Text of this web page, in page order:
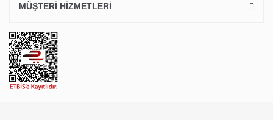
MÜŞTERİ HİZMETLERİ